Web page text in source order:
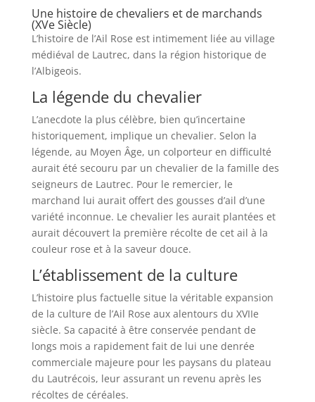
Une histoire de chevaliers et de marchands
(XVe Siècle)
L’histoire de l’Ail Rose est intimement liée au village
médiéval de Lautrec, dans la région historique de
l’Albigeois.
La légende du chevalier
L’anecdote la plus célèbre, bien qu’incertaine
historiquement, implique un chevalier. Selon la
légende, au Moyen Âge, un colporteur en difficulté
aurait été secouru par un chevalier de la famille des
seigneurs de Lautrec. Pour le remercier, le
marchand lui aurait offert des gousses d’ail d’une
variété inconnue. Le chevalier les aurait plantées et
aurait découvert la première récolte de cet ail à la
couleur rose et à la saveur douce.
L’établissement de la culture
L’histoire plus factuelle situe la véritable expansion
de la culture de l’Ail Rose aux alentours du XVIIe
siècle. Sa capacité à être conservée pendant de
longs mois a rapidement fait de lui une denrée
commerciale majeure pour les paysans du plateau
du Lautrécois, leur assurant un revenu après les
récoltes de céréales.